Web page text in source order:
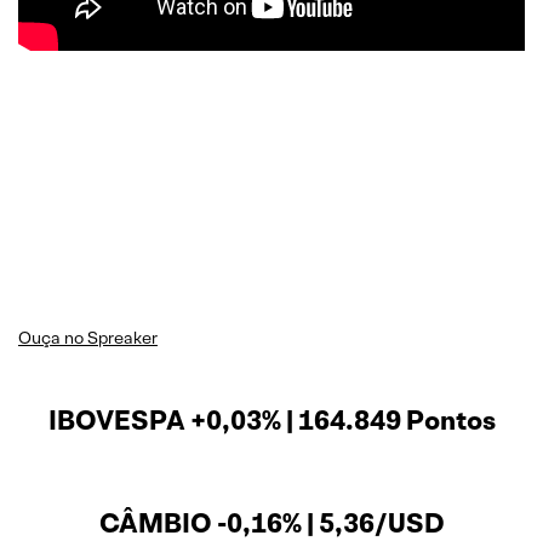
Ouça no Spreaker
IBOVESPA +0,03% | 164.849 Pontos
CÂMBIO -0,16% | 5,36/USD